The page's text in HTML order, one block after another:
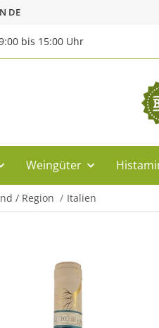
DE
bis 15:00 Uhr
Weingüter
/ Region Italien